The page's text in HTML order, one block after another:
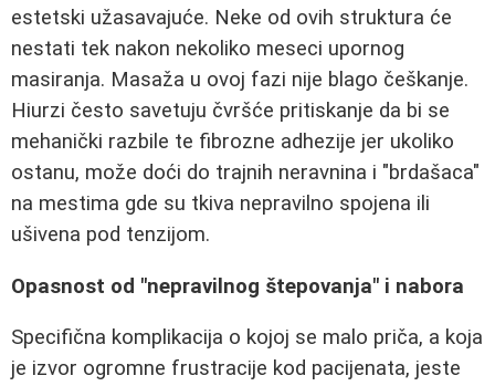
estetski užasavajuće. Neke od ovih struktura će
nestati tek nakon nekoliko meseci upornog
masiranja. Masaža u ovoj fazi nije blago češkanje.
Hiurzi često savetuju čvršće pritiskanje da bi se
mehanički razbile te fibrozne adhezije jer ukoliko
ostanu, može doći do trajnih neravnina i "brdašaca"
na mestima gde su tkiva nepravilno spojena ili
ušivena pod tenzijom.
Opasnost od "nepravilnog štepovanja" i nabora
Specifična komplikacija o kojoj se malo priča, a koja
je izvor ogromne frustracije kod pacijenata, jeste